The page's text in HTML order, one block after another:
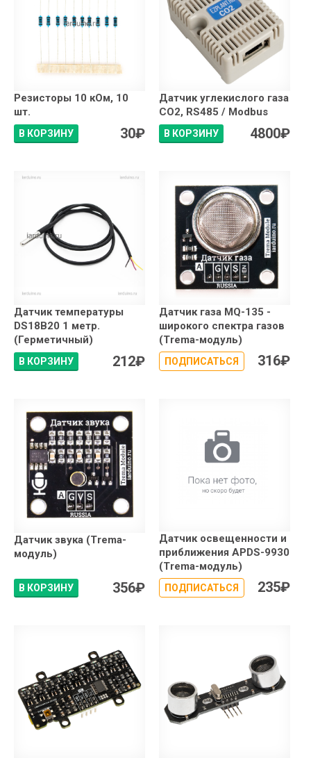
Резисторы 10 кОм, 10
шт.
В КОРЗИНУ 30₽
Датчик углекислого газа
CO2, RS485 / Modbus
В КОРЗИНУ 4800₽
Датчик температуры
DS18B20 1 метр.
(Герметичный)
В КОРЗИНУ 212₽
Датчик газа MQ-135 -
широкого спектра газов
(Trema-модуль)
ПОДПИСАТЬСЯ 316₽
Датчик звука (Trema-
модуль)
В КОРЗИНУ 356₽
Датчик освещенности и
приближения APDS-9930
(Trema-модуль)
ПОДПИСАТЬСЯ 235₽